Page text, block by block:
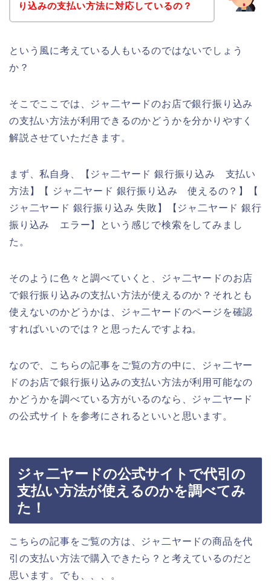
り込みの支払い方法に対応しているの？
という風に考えている人もいるのではないでしょう
か？
そこでここでは、ジャ二ヤードのお店で銀行振り込み
の支払い方法が利用できるのかどうかを分かりやすく
解説させていただきます。
まず、私自身、【ジャ二ヤード 銀行振り込み 支払い
方法】【 ジャ二ヤード 銀行振り込み 使えるの？】【
ジャ二ヤード 銀行振り込み 失敗】【ジャ二ヤード 銀行
振り込み エラー】という感じで検索をしてみまし
た。
そのように色々と調べていくと、ジャ二ヤードのお店
で銀行振り込みの支払い方法が使えるのか？それとも
使えないのかどうかは、ジャ二ヤードのページを確認
すればいいのでは？と思ったんですよね。
なので、こちらの記事をご覧の方の中に、ジャ二ヤー
ドのお店で銀行振り込みの支払い方法が利用可能なの
かどうかを調べている方がいるのなら、ジャ二ヤード
の公式サイトを参考にされるといいと思います。
ジャ二ヤードの公式サイトで代引の
支払い方法が使えるのかを調べてみ
た！
こちらの記事をご覧の方は、ジャ二ヤードの商品を代
引の支払い方法で購入できたら？と考えているのだと
思います。でも、、、。